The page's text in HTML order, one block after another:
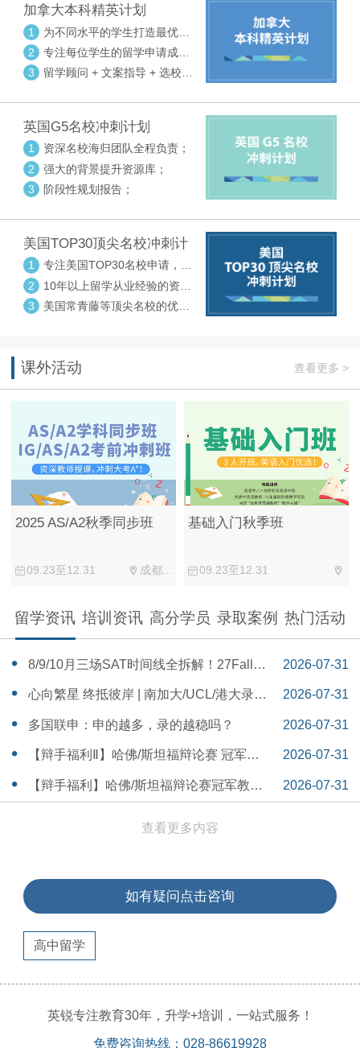
加拿大本科精英计划
1
为不同水平的学生打造最优选
校方案
2
专注每位学生的留学申请成功
率
3
留学顾问 + 文案指导 + 选校申
英国G5名校冲刺计划
1
资深名校海归团队全程负责；
2
强大的背景提升资源库；
3
阶段性规划报告；
美国TOP30顶尖名校冲刺计
划
1
专注美国TOP30名校申请，高
度个性化指导
2
10年以上留学从业经验的资深
中方顾问
3
美国常青藤等顶尖名校的优秀
课外活动 查看更多 >
2025 AS/A2秋季同步班
09.23至12.31 成都...
基础入门秋季班
09.23至12.31
留学资讯 培训资讯 高分学员 录取案例 热门活动
‌8/9/10月三场SAT时间线全拆解！27Fall美
本早申时间线盘点～
2026-07-31
16:30:04
心向繁星 终抵彼岸 | 南加大/UCL/港大录取
分享
2026-07-31
16:12:18
多国联申：申的越多，录的越稳吗？
2026-07-31
15:55:54
【辩手福利Ⅱ】哈佛/斯坦福辩论赛 冠军教
练带你解读WSDA全国赛Junior即兴辩论第
2026-07-31
15:41:53
【辩手福利】哈佛/斯坦福辩论赛冠军教练
2026-07-31
查看更多内容
如有疑问点击咨询
高中留学
英锐专注教育30年，升学+培训，一站式服务！
免费咨询热线：028-86619928